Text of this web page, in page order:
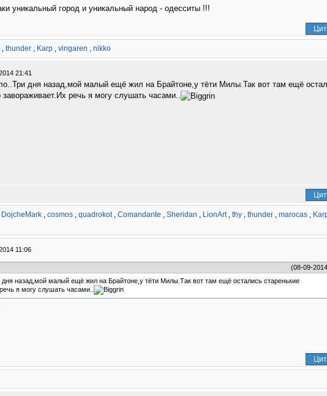
уникальный город и уникальный народ - одесситы !!!
, thunder , Karp , vingaren , nikko
21:41
дня назад,мой малый ещё жил на Брайтоне,у тёти Милы.Так вот там ещё
завораживает.Их речь я могу слушать часами..
DojcheMark , cosmos , quadrokot, Comandante , Sheridan , LionArt, thy , thunder , marocas ,
11:06
(08-09-
назад,мой малый ещё жил на Брайтоне,у тёти Милы.Так вот там ещё остались старенькие
я могу слушать часами..